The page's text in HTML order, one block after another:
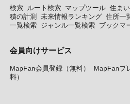
検索 ルート検索 マップツール 住ま
積の計測 未来情報ランキング 住所一
一覧検索 ジャンル一覧検索 ブックマ
会員向けサービス
MapFan会員登録（無料）
MapFanプ
料）